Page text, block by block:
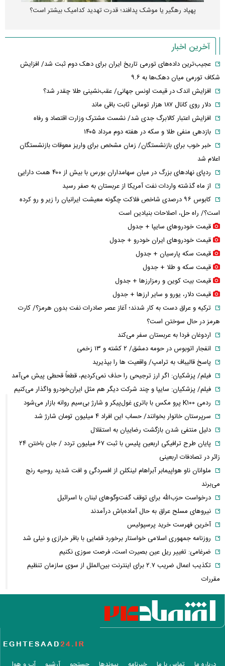
رونمایی از پوکو M ۸ پاور با باتری ۸۰۰۰ میلی‌آمپرساعتی
آخرین اخبار
عجیب‌ترین داده‌های تورمی تاریخ ایران برای دهک دوم ثبت شد/ افزایش
شکاف تورمی میان دهک‌ها به ۹.۶
افزایش اندک در قیمت اونس جهانی/ عقب‌نشینی طلا چقدر شد؟
دلار روی کانال ۱۸۷ هزار تومانی ثابت باقی ماند
افزایش اعتبار کالابرگ جدی شد/ نشست مشترک وزارت اقتصاد و رفاه
بازدهی منفی طلا و سکه در هفته دوم مرداد ۱۴۰۵
خبر خوب برای بازنشستگان/ زمان مشخص برای واریز معوقات بازنشستگان
اعلام شد
ردپای نهاد‌های بزرگ در میان سهامداران بورس با بیش از ۴۰۰ همت دارایی
از ماه گذشته واردات نفت آمریکا از عربستان به صفر رسید
کابوس ۹۶ درصدی شاخص فلاکت چگونه معیشت ایرانیان را زیر و رو کرده
است؟/ راه حل، اصلاحات بنیادین است
قیمت خودرو‌های سایپا + جدول
قیمت خودرو‌های ایران خودرو + جدول
قیمت سکه پارسیان + جدول
قیمت سکه و طلا + جدول
قیمت بیت کوین و رمزارز‌ها + جدول
قیمت دلار، یورو و سایر ارز‌ها + جدول
ترکیه و عراق دست به کار شدند؛ آغاز عصر صادرات نفت بدون هرمز؟/ کارت
هرمز در حال سوختن است؟
اردوغان فردا به عربستان سفر می‌کند
انفجار اتوبوس در حومه دمشق/ ۲ کشته و ۱۳ زخمی
پاسخ قالیباف به ترامپ/ واقعیت ها را بپذیرید
فیلم/ پزشکیان: اگر ارز ترجیحی را حذف نمی‌کردیم، قطعاً قحطی پیش می‌آمد
فیلم/ پزشکیان: سایپا و چند شرکت دیگر هم مثل ایران‌خودرو واگذار می‌کنیم
ردمی K۱۰۰ پرو مکس با باتری غول‌پیکر و شارژ بی‌سیم روانه بازار می‌شود
سرپرستان خانوار بخوانند/ حساب این افراد ۴ میلیون تومان شارژ شد
دلیل منتفی شدن بازگشت رضاییان به استقلال
پایان طرح ترافیکی اربعین پلیس با ثبت ۶۷ میلیون تردد / جان باختن ۲۴
زائر در تصادفات اربعینی
ملوانان ناو هواپیمابر آبراهام لینکلن از افسردگی و افت شدید روحیه رنج
می‌برند
درخواست حزب‌الله برای توقف گفت‌وگوهای لبنان با اسرائیل
نیروهای مسلح عراق به حال آماده‌باش درآمدند
آخرین فهرست خرید پرسپولیس
روزنامه جمهوری اسلامی خواستار برخورد قضایی با باقر خرازی و نیلی شد
ضرغامی: تغییر ریل عین بصیرت است، فرصت سوزی نکنیم
تکذیب اعمال ضریب ۲.۷ برای اینترنت بین‌الملل از سوی سازمان تنظیم
مقررات
شرایط جدید تمدید اجاره اعلام شد
الحدث: به زودی بیانیه‌ای مشترک از سوی عمان و ایران درباره «ایجاد یک
گذرگاه موقت در تنگه هرمز» منتشر می‌شود
آلمان صدرنشین حداقل دستمزد اروپا از نظر قدرت خرید شد